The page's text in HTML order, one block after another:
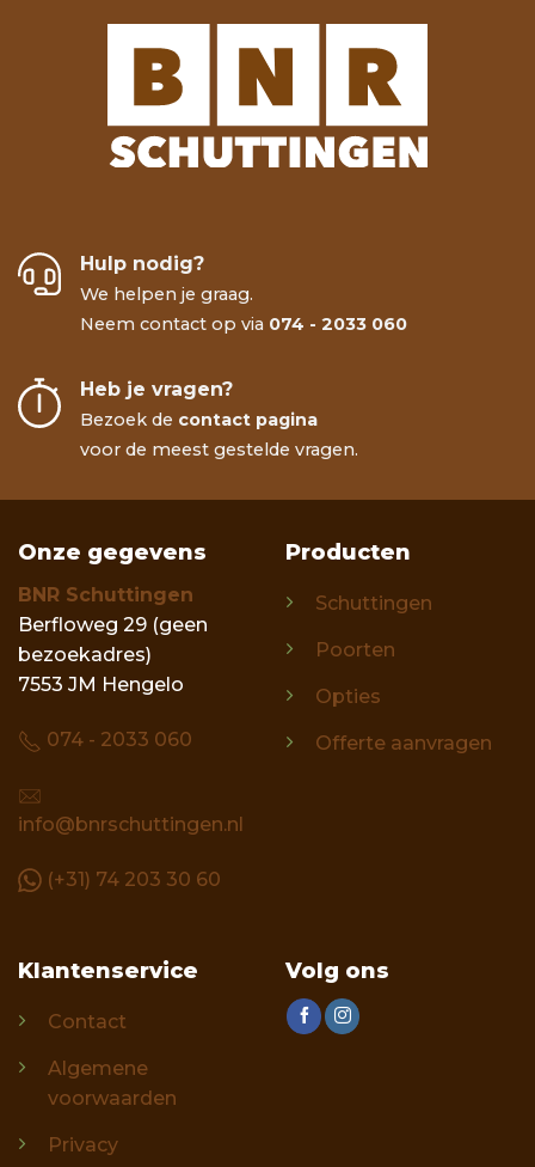
Hulp nodig?
We helpen je graag.
Neem contact op via 074 - 2033 060
Heb je vragen?
Bezoek de contact pagina
voor de meest gestelde vragen.
Onze gegevens
BNR Schuttingen
Berfloweg 29 (geen
bezoekadres)
7553 JM Hengelo
074 - 2033 060
info@bnrschuttingen.nl
(+31) 74 203 30 60
Producten
Schuttingen
Poorten
Opties
Offerte aanvragen
Klantenservice
Contact
Algemene
voorwaarden
Privacy
Volg ons